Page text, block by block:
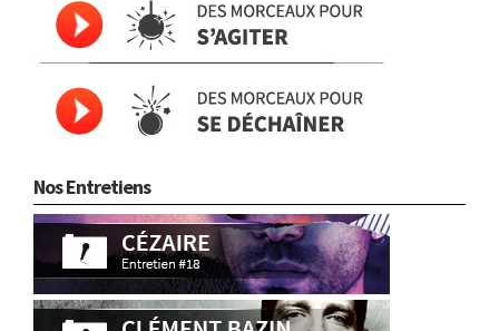
Nos Entretiens